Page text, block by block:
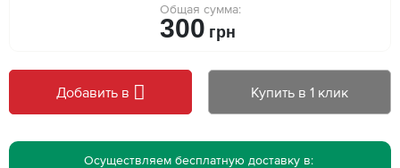
Общая сумма:
300 грн
Добавить в Купить в 1 клик
Осуществляем бесплатную доставку в: